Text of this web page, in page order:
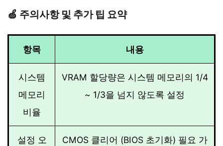
🍏 주의사항 및 추가 팁 요약
항목 내용
시스템
메모리
비율
VRAM 할당량은 시스템 메모리의 1/4
~ 1/3을 넘지 않도록 설정
설정 오
CMOS 클리어 (BIOS 초기화) 필요 가